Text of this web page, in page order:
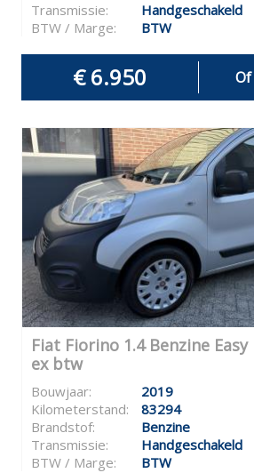
Transmissie:
Handgeschakeld
BTW / Marge:
BTW
€ 6.950 Of
Fiat Fiorino 1.4 Benzine
ex btw
Bouwjaar:
2019
Kilometerstand:
83294
Brandstof:
Benzine
Transmissie:
Handgeschakeld
BTW / Marge:
BTW